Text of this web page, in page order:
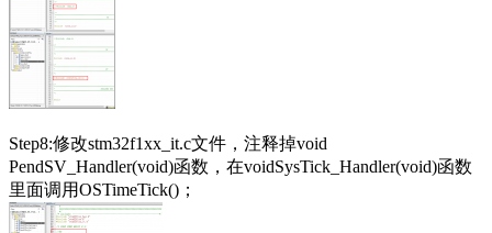
Step8:修改stm32f1xx_it.c文件，注释掉void
PendSV_Handler(void)函数，在voidSysTick_Handler(void)函数
里面调用OSTimeTick()；